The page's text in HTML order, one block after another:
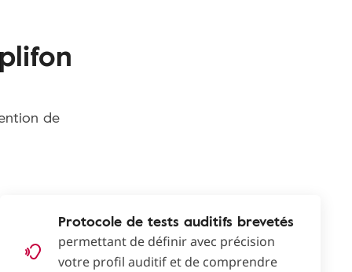
de
Protocole de tests auditifs brevetés
permettant de définir avec précision
votre profil auditif et de comprendre